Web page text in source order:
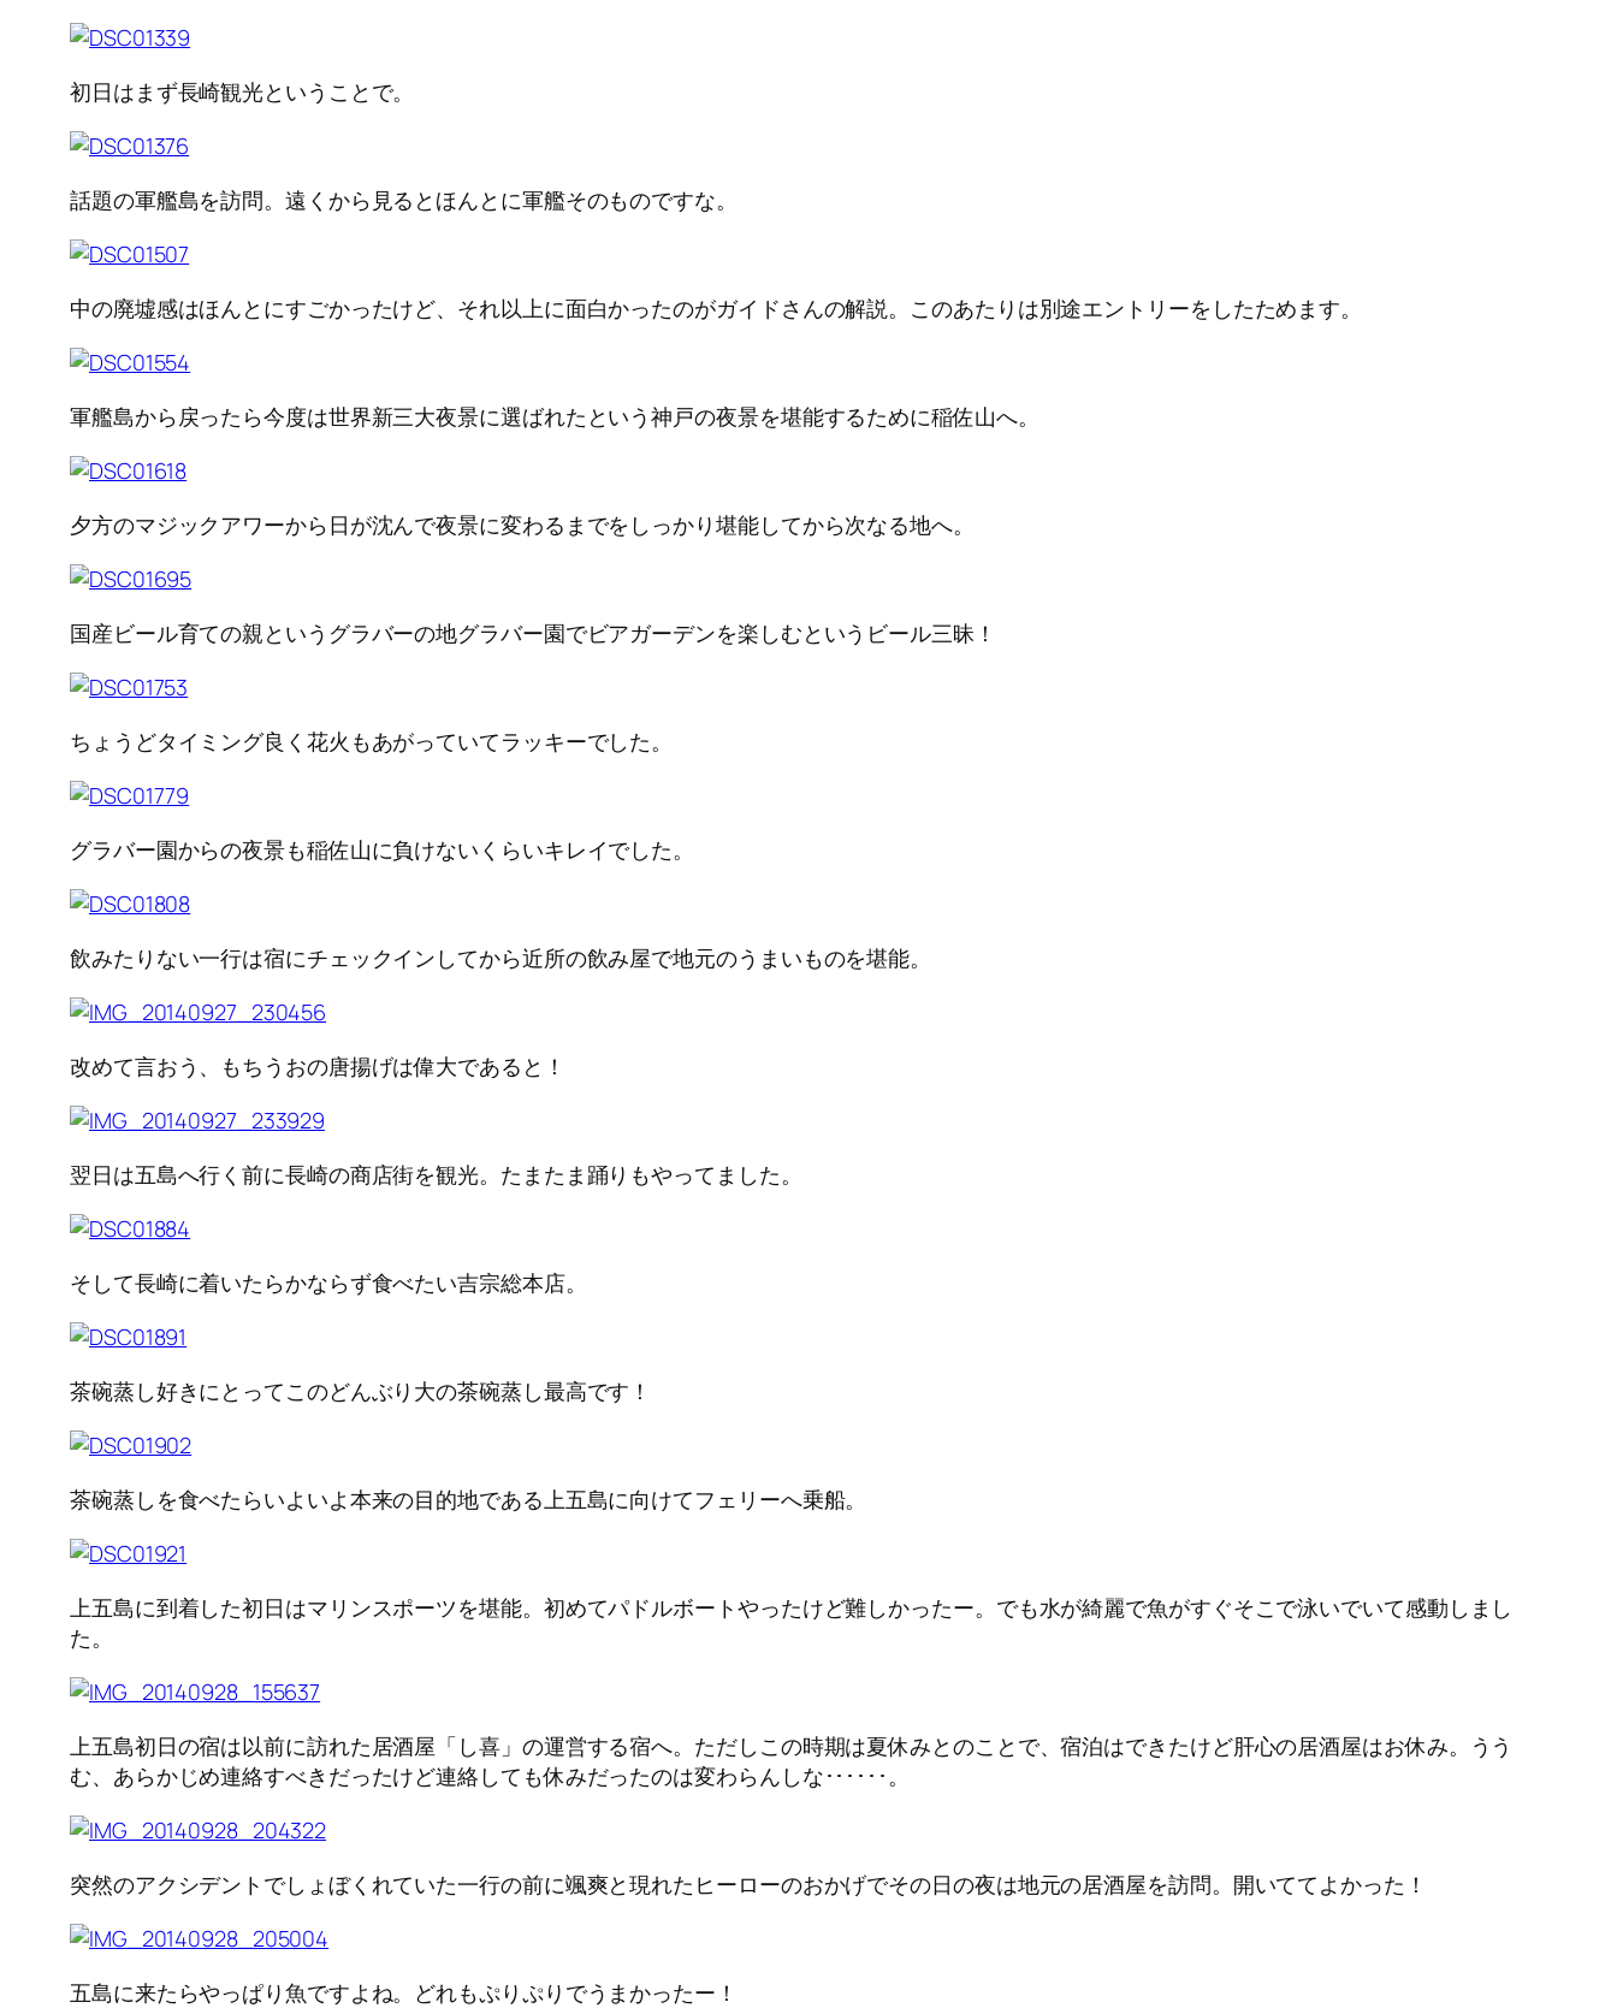
初日はまず長崎観光ということで。
話題の軍艦島を訪問。遠くから見るとほんとに軍艦そのものですな。
中の廃墟感はほんとにすごかったけど、それ以上に面白かったのがガイドさんの解説。このあたりは別途エントリーをしたためます。
軍艦島から戻ったら今度は世界新三大夜景に選ばれたという神戸の夜景を堪能するために稲佐山へ。
夕方のマジックアワーから日が沈んで夜景に変わるまでをしっかり堪能してから次なる地へ。
国産ビール育ての親というグラバーの地グラバー園でビアガーデンを楽しむというビール三昧！
ちょうどタイミング良く花火もあがっていてラッキーでした。
グラバー園からの夜景も稲佐山に負けないくらいキレイでした。
飲みたりない一行は宿にチェックインしてから近所の飲み屋で地元のうまいものを堪能。
改めて言おう、もちうおの唐揚げは偉大であると！
翌日は五島へ行く前に長崎の商店街を観光。たまたま踊りもやってました。
そして長崎に着いたらかならず食べたい吉宗総本店。
茶碗蒸し好きにとってこのどんぶり大の茶碗蒸し最高です！
茶碗蒸しを食べたらいよいよ本来の目的地である上五島に向けてフェリーへ乗船。
上五島に到着した初日はマリンスポーツを堪能。初めてパドルボートやったけど難しかったー。でも水が綺麗で魚がすぐそこで泳いでいて感動しまし
た。
上五島初日の宿は以前に訪れた居酒屋「し喜」の運営する宿へ。ただしこの時期は夏休みとのことで、宿泊はできたけど肝心の居酒屋はお休み。うう
む、あらかじめ連絡すべきだったけど連絡しても休みだったのは変わらんしな･･････。
突然のアクシデントでしょぼくれていた一行の前に颯爽と現れたヒーローのおかげでその日の夜は地元の居酒屋を訪問。開いててよかった！
五島に来たらやっぱり魚ですよね。どれもぷりぷりでうまかったー！